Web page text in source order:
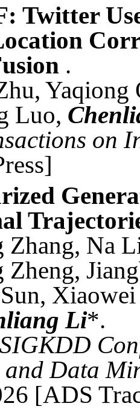
Twitter
.
Yaqiong
Luo,
on
Na
Zheng,
Li*.
and Data
[ADS